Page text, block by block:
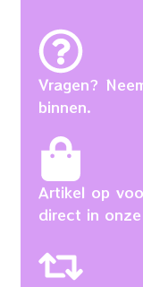
Vragen?
binnen.
Artikel op
direct in